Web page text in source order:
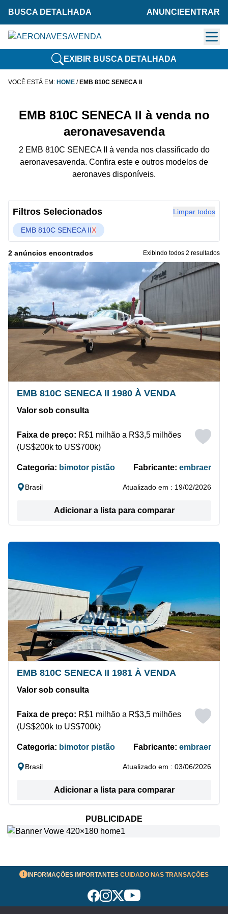
BUSCA DETALHADA ANUNCIE ENTRAR
EXIBIR BUSCA DETALHADA
VOCÊ ESTÁ EM: HOME / EMB 810C SENECA II
EMB 810C SENECA II à venda no
aeronavesavenda
2 EMB 810C SENECA II à venda nos classificado do
aeronavesavenda. Confira este e outros modelos de
aeronaves disponíveis.
Filtros Selecionados Limpar todos
EMB 810C SENECA IIX
2 anúncios encontrados Exibindo todos 2 resultados
EMB 810C SENECA II 1980 À VENDA
Valor sob consulta
Faixa de preço: R$1 milhão a R$3,5 milhões
(US$200k to US$700k)
Categoria: bimotor pistão Fabricante: embraer
Brasil Atualizado em : 19/02/2026
Adicionar a lista para comparar
EMB 810C SENECA II 1981 À VENDA
Valor sob consulta
Faixa de preço: R$1 milhão a R$3,5 milhões
(US$200k to US$700k)
Categoria: bimotor pistão Fabricante: embraer
Brasil Atualizado em : 03/06/2026
Adicionar a lista para comparar
PUBLICIDADE
INFORMAÇÕES IMPORTANTES CUIDADO NAS TRANSAÇÕES